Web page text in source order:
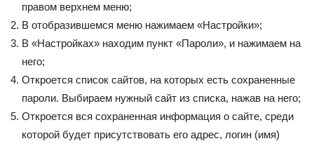
правом верхнем меню;
В отобразившемся меню нажимаем «Настройки»;
В «Настройках» находим пункт «Пароли», и нажимаем на
него;
Откроется список сайтов, на которых есть сохраненные
пароли. Выбираем нужный сайт из списка, нажав на него;
Откроется вся сохраненная информация о сайте, среди
которой будет присутствовать его адрес, логин (имя)